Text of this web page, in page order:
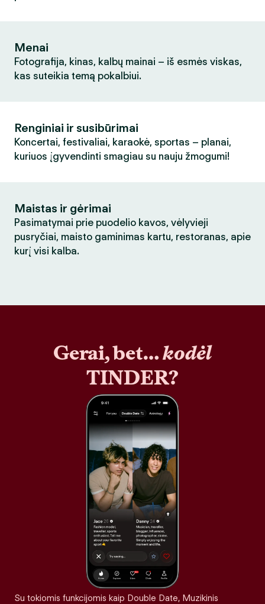
Menai
Fotografija, kinas, kalbų mainai – iš esmės viskas,
kas suteikia temą pokalbiui.
Renginiai ir susibūrimai
Koncertai, festivaliai, karaokė, sportas – planai,
kuriuos įgyvendinti smagiau su nauju žmogumi!
Maistas ir gėrimai
Pasimatymai prie puodelio kavos, vėlyvieji
pusryčiai, maisto gaminimas kartu, restoranas, apie
kurį visi kalba.
Gerai, bet…kodėl
TINDER?
Su tokiomis funkcijomis kaip Double Date, Muzikinis